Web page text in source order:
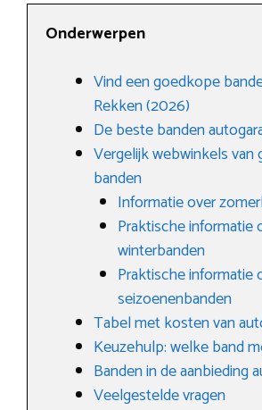
Onderwerpen
Vind een goedkope
Rekken (2026)
De beste banden
Vergelijk webwinkels
banden
Informatie over
Praktische informatie
winterbanden
Praktische informatie
seizoenenbanden
Tabel met kosten van
Keuzehulp: welke band
Banden in de aanbieding
Veelgestelde vragen